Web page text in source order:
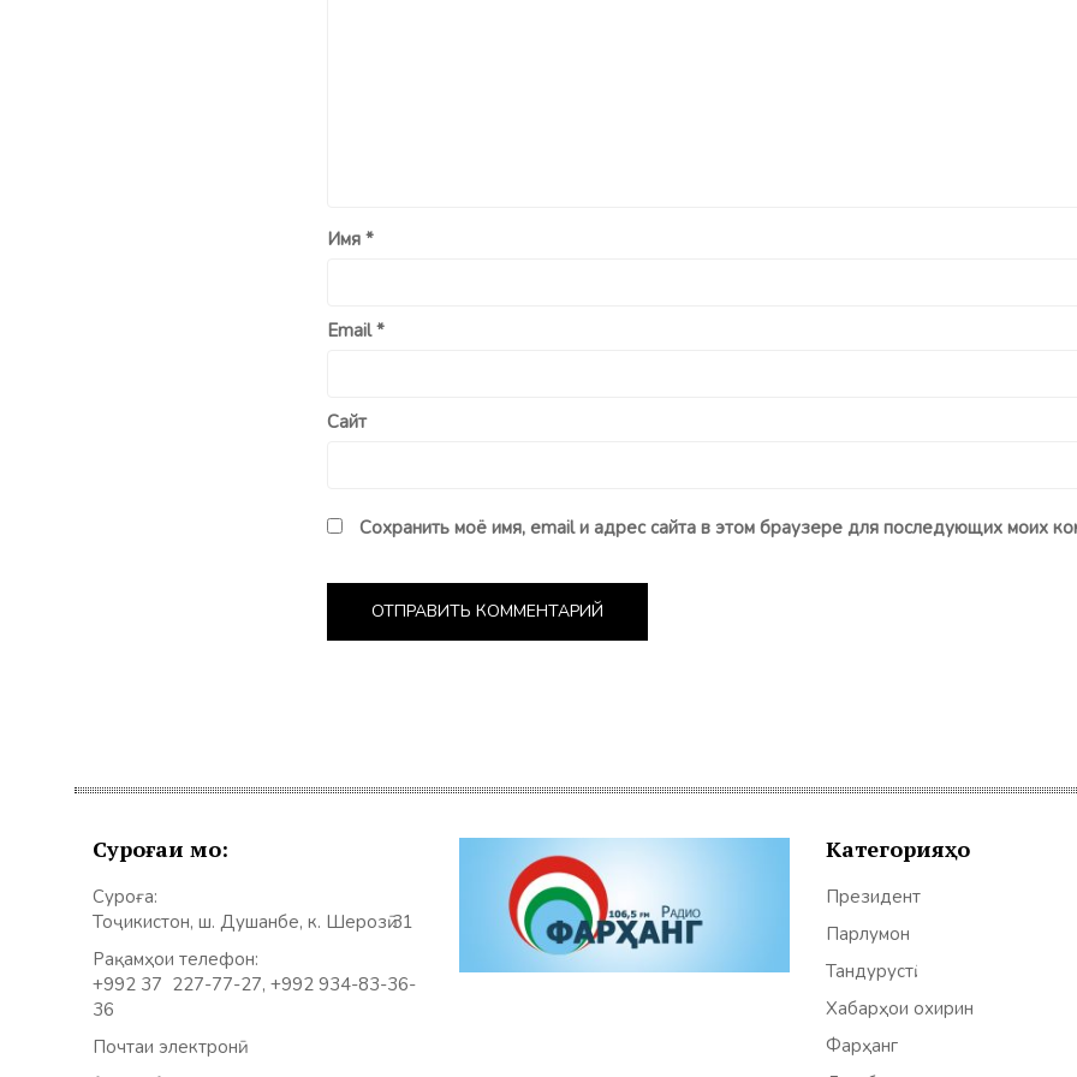
Имя *
Email*
Сайт
Сохранить моё имя, email и адрес сайта в этом браузере для последующих моих
Суроғаи мо:
Суроға:
Тоҷикистон, ш. Душанбе, к. Шерозӣ 31
Рақамҳои телефон:
+992 37 227-77-27, +992 934-83-36-
36
Почтаи электронӣ:
Категорияҳо
Президент
Парлумон
Тандурустӣ
Хабарҳои охирин
Фарҳанг